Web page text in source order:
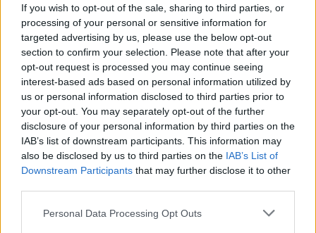
If you wish to opt-out of the sale, sharing to third parties, or
processing of your personal or sensitive information for
targeted advertising by us, please use the below opt-out
section to confirm your selection. Please note that after your
opt-out request is processed you may continue seeing
interest-based ads based on personal information utilized by
us or personal information disclosed to third parties prior to
your opt-out. You may separately opt-out of the further
disclosure of your personal information by third parties on the
IAB’s list of downstream participants. This information may
also be disclosed by us to third parties on the IAB’s List of
Downstream Participants that may further disclose it to other
Personal Data Processing Opt Outs
Fluviário
ARTIGOS RECENTES
“Millennium Estoril Open 2026” regressou ao circuito ATP
com vitória do francês Luca Van Assche
“motores de desenvolvimento económico e cultural” do